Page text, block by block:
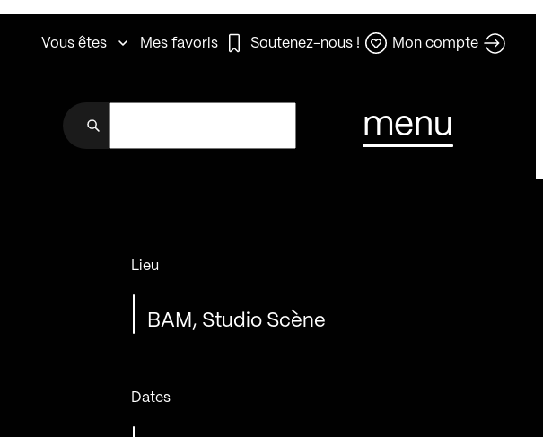
Vous êtes Mes favoris Soutenez-nous ! Mon compte
menu
Lieu
BAM, Studio Scène
Dates